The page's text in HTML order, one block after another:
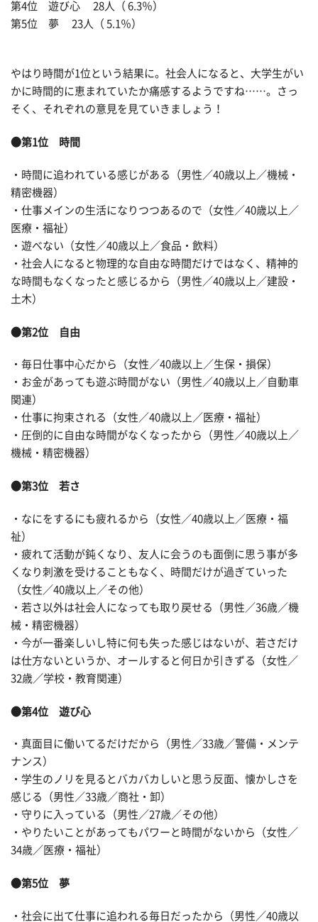
第4位 遊び心 28人（ 6.3％）
第5位 夢 23人（ 5.1％）
やはり時間が1位という結果に。社会人になると、大学生がい
かに時間的に恵まれていたか痛感するようですね……。さっ
そく、それぞれの意見を見ていきましょう！
●第1位 時間
・時間に追われている感じがある（男性／40歳以上／機械・
精密機器）
・仕事メインの生活になりつつあるので（女性／40歳以上／
医療・福祉）
・遊べない（女性／40歳以上／食品・飲料）
・社会人になると物理的な自由な時間だけではなく、精神的
な時間もなくなったと感じるから（男性／40歳以上／建設・
土木）
●第2位 自由
・毎日仕事中心だから（女性／40歳以上／生保・損保）
・お金があっても遊ぶ時間がない（男性／40歳以上／自動車
関連）
・仕事に拘束される（女性／40歳以上／医療・福祉）
・圧倒的に自由な時間がなくなったから（男性／40歳以上／
機械・精密機器）
●第3位 若さ
・なにをするにも疲れるから（女性／40歳以上／医療・福
祉）
・疲れて活動が鈍くなり、友人に会うのも面倒に思う事が多
くなり刺激を受けることもなく、時間だけが過ぎていった
（女性／40歳以上／その他）
・若さ以外は社会人になっても取り戻せる（男性／36歳／機
械・精密機器）
・今が一番楽しいし特に何も失った感じはないが、若さだけ
は仕方ないというか、オールすると何日か引きずる（女性／
32歳／学校・教育関連）
●第4位 遊び心
・真面目に働いてるだけだから（男性／33歳／警備・メンテ
ナンス）
・学生のノリを見るとバカバカしいと思う反面、懐かしさを
感じる（男性／33歳／商社・卸）
・守りに入っている（男性／27歳／その他）
・やりたいことがあってもパワーと時間がないから（女性／
34歳／医療・福祉）
●第5位 夢
・社会に出て仕事に追われる毎日だったから（男性／40歳以